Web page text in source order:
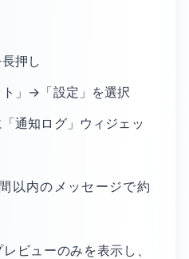
押し
ト」→「設定」を選択
通知ログ」ウィジェッ
以内のメッセージで約
ビューのみを表示し、